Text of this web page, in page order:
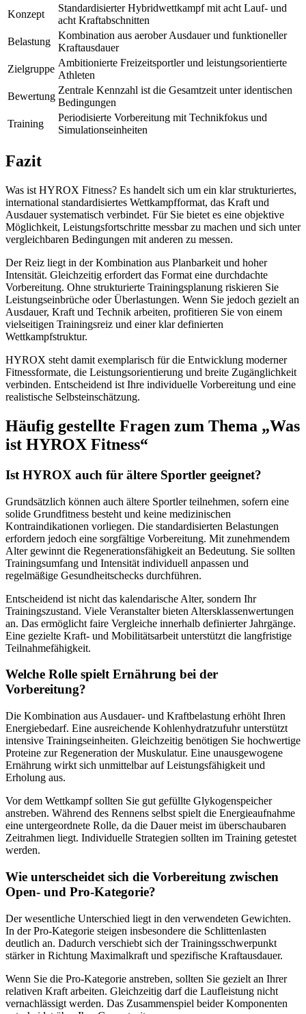
Konzept
Standardisierter Hybridwettkampf mit acht Lauf- und
acht Kraftabschnitten
Belastung
Kombination aus aerober Ausdauer und funktioneller
Kraftausdauer
Zielgruppe
Ambitionierte Freizeitsportler und leistungsorientierte
Athleten
Bewertung
Zentrale Kennzahl ist die Gesamtzeit unter identischen
Bedingungen
Training
Periodisierte Vorbereitung mit Technikfokus und
Simulationseinheiten
Fazit
Was ist HYROX Fitness? Es handelt sich um ein klar strukturiertes,
international standardisiertes Wettkampfformat, das Kraft und
Ausdauer systematisch verbindet. Für Sie bietet es eine objektive
Möglichkeit, Leistungsfortschritte messbar zu machen und sich unter
vergleichbaren Bedingungen mit anderen zu messen.
Der Reiz liegt in der Kombination aus Planbarkeit und hoher
Intensität. Gleichzeitig erfordert das Format eine durchdachte
Vorbereitung. Ohne strukturierte Trainingsplanung riskieren Sie
Leistungseinbrüche oder Überlastungen. Wenn Sie jedoch gezielt an
Ausdauer, Kraft und Technik arbeiten, profitieren Sie von einem
vielseitigen Trainingsreiz und einer klar definierten
Wettkampfstruktur.
HYROX steht damit exemplarisch für die Entwicklung moderner
Fitnessformate, die Leistungsorientierung und breite Zugänglichkeit
verbinden. Entscheidend ist Ihre individuelle Vorbereitung und eine
realistische Selbsteinschätzung.
Häufig gestellte Fragen zum Thema „Was
ist HYROX Fitness“
Ist HYROX auch für ältere Sportler geeignet?
Grundsätzlich können auch ältere Sportler teilnehmen, sofern eine
solide Grundfitness besteht und keine medizinischen
Kontraindikationen vorliegen. Die standardisierten Belastungen
erfordern jedoch eine sorgfältige Vorbereitung. Mit zunehmendem
Alter gewinnt die Regenerationsfähigkeit an Bedeutung. Sie sollten
Trainingsumfang und Intensität individuell anpassen und
regelmäßige Gesundheitschecks durchführen.
Entscheidend ist nicht das kalendarische Alter, sondern Ihr
Trainingszustand. Viele Veranstalter bieten Altersklassenwertungen
an. Das ermöglicht faire Vergleiche innerhalb definierter Jahrgänge.
Eine gezielte Kraft- und Mobilitätsarbeit unterstützt die langfristige
Teilnahmefähigkeit.
Welche Rolle spielt Ernährung bei der
Vorbereitung?
Die Kombination aus Ausdauer- und Kraftbelastung erhöht Ihren
Energiebedarf. Eine ausreichende Kohlenhydratzufuhr unterstützt
intensive Trainingseinheiten. Gleichzeitig benötigen Sie hochwertige
Proteine zur Regeneration der Muskulatur. Eine unausgewogene
Ernährung wirkt sich unmittelbar auf Leistungsfähigkeit und
Erholung aus.
Vor dem Wettkampf sollten Sie gut gefüllte Glykogenspeicher
anstreben. Während des Rennens selbst spielt die Energieaufnahme
eine untergeordnete Rolle, da die Dauer meist im überschaubaren
Zeitrahmen liegt. Individuelle Strategien sollten im Training getestet
werden.
Wie unterscheidet sich die Vorbereitung zwischen
Open- und Pro-Kategorie?
Der wesentliche Unterschied liegt in den verwendeten Gewichten.
In der Pro-Kategorie steigen insbesondere die Schlittenlasten
deutlich an. Dadurch verschiebt sich der Trainingsschwerpunkt
stärker in Richtung Maximalkraft und spezifische Kraftausdauer.
Wenn Sie die Pro-Kategorie anstreben, sollten Sie gezielt an Ihrer
relativen Kraft arbeiten. Gleichzeitig darf die Laufleistung nicht
vernachlässigt werden. Das Zusammenspiel beider Komponenten